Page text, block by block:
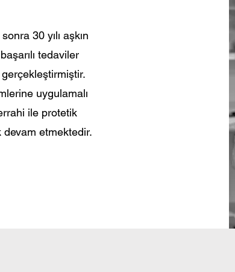
30 yılı aşkın
tedaviler
gerçekleştirmiştir.
uygulamalı
ile protetik
devam etmektedir.